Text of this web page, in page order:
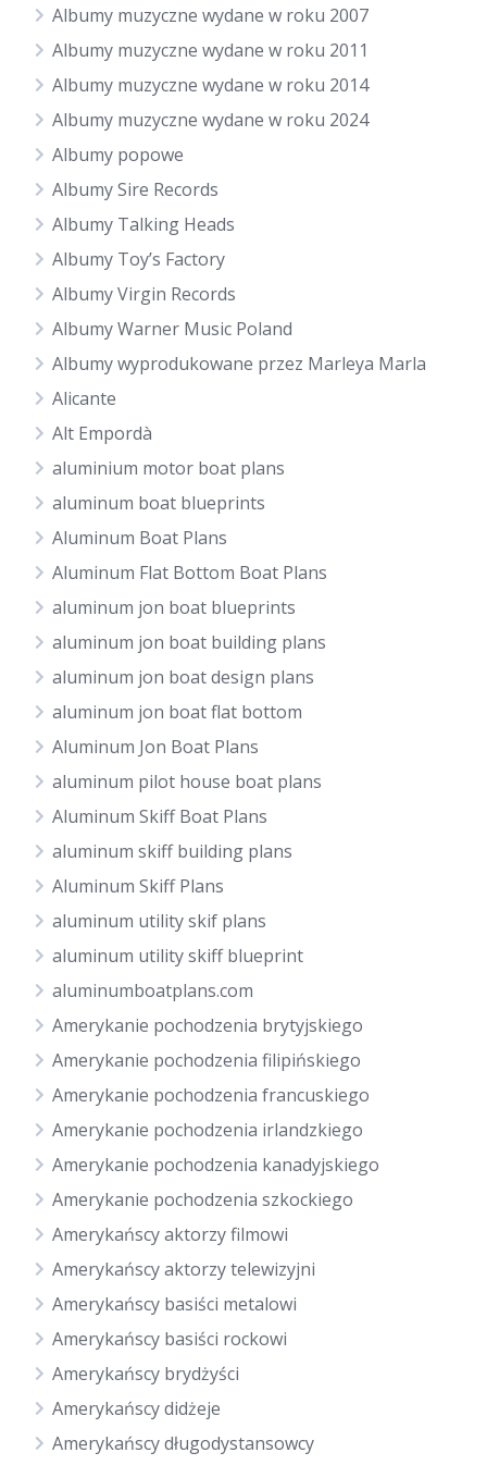
Albumy muzyczne wydane w roku 2007
Albumy muzyczne wydane w roku 2011
Albumy muzyczne wydane w roku 2014
Albumy muzyczne wydane w roku 2024
Albumy popowe
Albumy Sire Records
Albumy Talking Heads
Albumy Toy’s Factory
Albumy Virgin Records
Albumy Warner Music Poland
Albumy wyprodukowane przez Marleya Marla
Alicante
Alt Empordà
aluminium motor boat plans
aluminum boat blueprints
Aluminum Boat Plans
Aluminum Flat Bottom Boat Plans
aluminum jon boat blueprints
aluminum jon boat building plans
aluminum jon boat design plans
aluminum jon boat flat bottom
Aluminum Jon Boat Plans
aluminum pilot house boat plans
Aluminum Skiff Boat Plans
aluminum skiff building plans
Aluminum Skiff Plans
aluminum utility skif plans
aluminum utility skiff blueprint
aluminumboatplans.com
Amerykanie pochodzenia brytyjskiego
Amerykanie pochodzenia filipińskiego
Amerykanie pochodzenia francuskiego
Amerykanie pochodzenia irlandzkiego
Amerykanie pochodzenia kanadyjskiego
Amerykanie pochodzenia szkockiego
Amerykańscy aktorzy filmowi
Amerykańscy aktorzy telewizyjni
Amerykańscy basiści metalowi
Amerykańscy basiści rockowi
Amerykańscy brydżyści
Amerykańscy didżeje
Amerykańscy długodystansowcy